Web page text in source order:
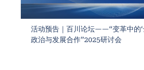
活动预告｜百川论坛——“变革中的‘
政治与发展合作”2025研讨会